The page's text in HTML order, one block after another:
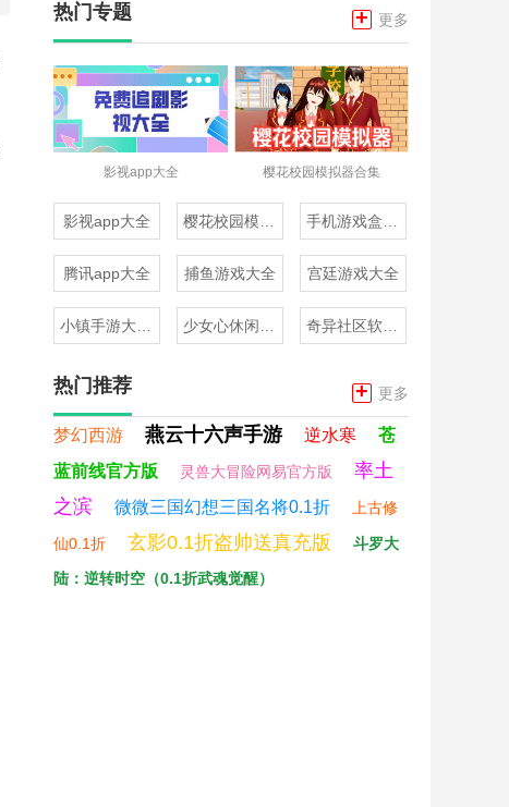
热门专题 + 更多
影视app大全 樱花校园模拟器合集
影视app大全
腾讯app大全 捕鱼游戏大全 宫廷游戏大全
热门推荐 + 更多
梦幻西游 燕云十六声手游 逆水寒
苍
蓝前线官方版
灵兽大冒险网易官方版
率土
之滨
微微三国幻想三国名将0.1折 上古修
仙0.1折 玄影0.1折盗帅送真充版
斗罗大
陆：逆转时空（0.1折武魂觉醒）